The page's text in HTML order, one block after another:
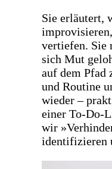
Sie erläutert,
vertiefen. Sie
sich Mut
auf dem Pfad
und Routine
wieder –
einer To-Do-
wir
identifizieren